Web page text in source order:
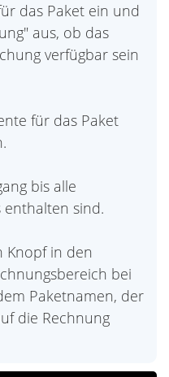
das Paket ein und
aus, ob das
verfügbar sein
für das Paket
bis alle
enthalten sind.
Knopf in den
bei
Paketnamen, der
die Rechnung